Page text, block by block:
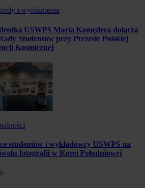
i wyróżnienia
USWPS Maria Komędera dołącza
Studentów przy Prezesie Polskiej
Kosmicznej
studentów i wykładowcy USWPS na
fotografii w Korei Południowej